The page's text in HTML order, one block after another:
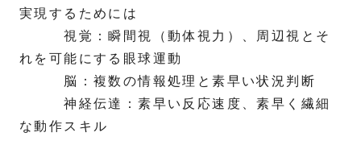
実現するためには
視覚：瞬間視（動体視力）、周辺視とそ
れを可能にする眼球運動
脳：複数の情報処理と素早い状況判断
神経伝達：素早い反応速度、素早く繊細
な動作スキル